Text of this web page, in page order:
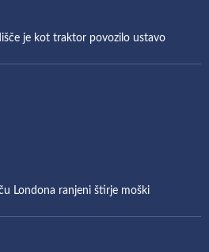
je kot traktor povozilo ustavo
Londona ranjeni štirje moški